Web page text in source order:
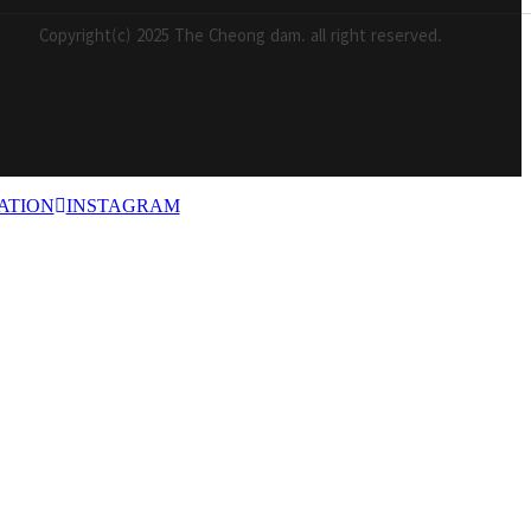
Copyright(c) 2025 The Cheong dam. all right reserved.
INSTAGRAM